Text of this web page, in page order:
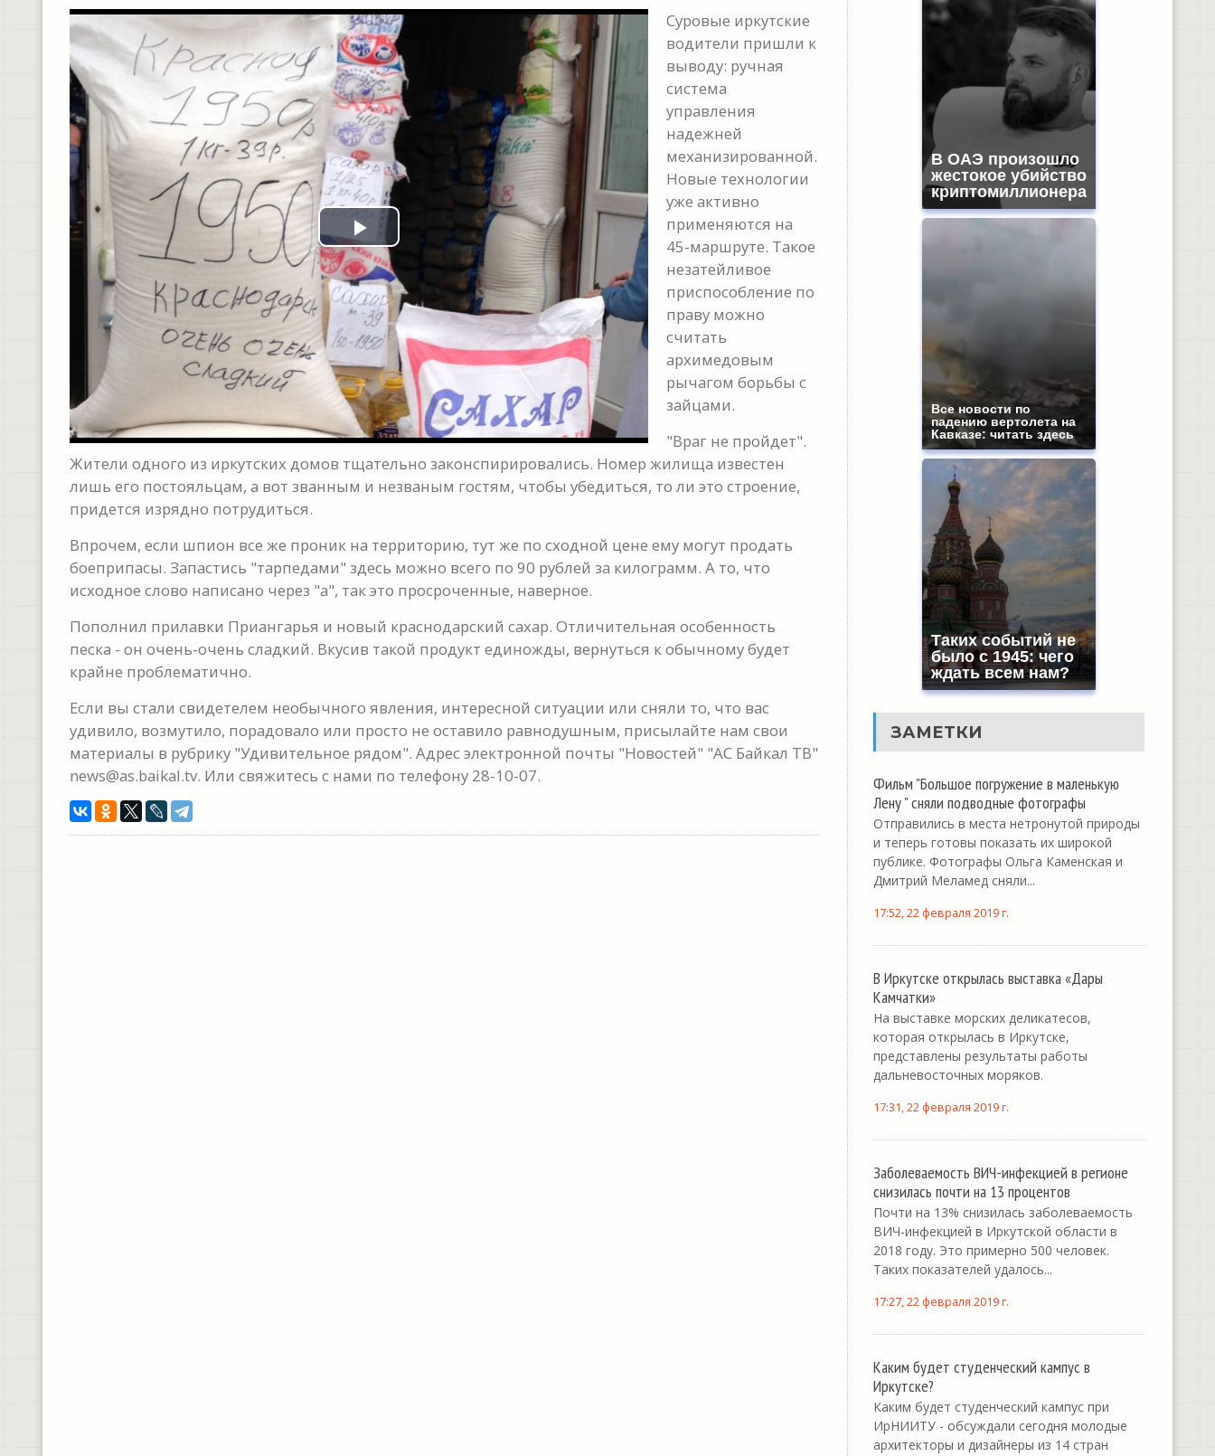
Play
Video
Суровые иркутские
водители пришли к
выводу: ручная
система
управления
надежней
механизированной.
Новые технологии
уже активно
применяются на
45-маршруте. Такое
незатейливое
приспособление по
праву можно
считать
архимедовым
рычагом борьбы с
зайцами.
"Враг не пройдет".
Жители одного из иркутских домов тщательно законспирировались. Номер жилища известен
лишь его постояльцам, а вот званным и незваным гостям, чтобы убедиться, то ли это строение,
придется изрядно потрудиться.
Впрочем, если шпион все же проник на территорию, тут же по сходной цене ему могут продать
боеприпасы. Запастись "тарпедами" здесь можно всего по 90 рублей за килограмм. А то, что
исходное слово написано через "а", так это просроченные, наверное.
Пополнил прилавки Приангарья и новый краснодарский сахар. Отличительная особенность
песка - он очень-очень сладкий. Вкусив такой продукт единожды, вернуться к обычному будет
крайне проблематично.
Если вы стали свидетелем необычного явления, интересной ситуации или сняли то, что вас
удивило, возмутило, порадовало или просто не оставило равнодушным, присылайте нам свои
материалы в рубрику "Удивительное рядом". Адрес электронной почты "Новостей" "АС Байкал ТВ"
news@as.baikal.tv. Или свяжитесь с нами по телефону 28-10-07.
В ОАЭ произошло
жестокое убийство
криптомиллионера
Все новости по
падению вертолета на
Кавказе: читать здесь
Таких событий не
было с 1945: чего
ждать всем нам?
ЗАМЕТКИ
Фильм "Большое погружение в маленькую
Лену " сняли подводные фотографы
Отправились в места нетронутой природы
и теперь готовы показать их широкой
публике. Фотографы Ольга Каменская и
Дмитрий Меламед сняли...
17:52, 22 февраля 2019 г.
В Иркутске открылась выставка «Дары
Камчатки»
На выставке морских деликатесов,
которая открылась в Иркутске,
представлены результаты работы
дальневосточных моряков.
17:31, 22 февраля 2019 г.
Заболеваемость ВИЧ-инфекцией в регионе
снизилась почти на 13 процентов
Почти на 13% снизилась заболеваемость
ВИЧ-инфекцией в Иркутской области в
2018 году. Это примерно 500 человек.
Таких показателей удалось...
17:27, 22 февраля 2019 г.
Каким будет студенческий кампус в
Иркутске?
Каким будет студенческий кампус при
ИрНИИТУ - обсуждали сегодня молодые
архитекторы и дизайнеры из 14 стран